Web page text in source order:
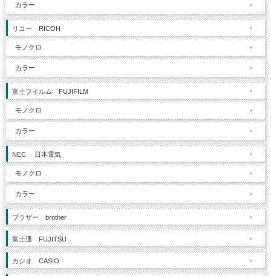
カラー
リコー RICOH
モノクロ
カラー
富士フイルム FUJIFILM
モノクロ
カラー
NEC 日本電気
モノクロ
カラー
ブラザー brother
富士通 FUJITSU
カシオ CASIO